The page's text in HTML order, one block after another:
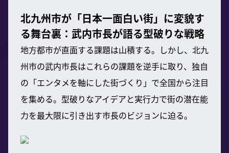
北九州市が「日本一面白い街」に変貌す
る舞台裏：武内市長が語る型破りな戦略
地方都市が直面する課題は山積する。しかし、北九
州市の武内市長はこれらの課題を逆手に取り、独自
の「エンタメを軸にした街づくり」で全国から注目
を集める。型破りなアイデアと実行力で街の潜在能
力を最大限に引き出す市長のビジョンに迫る。